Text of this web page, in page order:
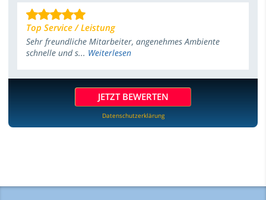
Top Service / Leistung
Sehr freundliche Mitarbeiter, angenehmes Ambiente
schnelle und s... Weiterlesen
JETZT BEWERTEN
Datenschutzerklärung